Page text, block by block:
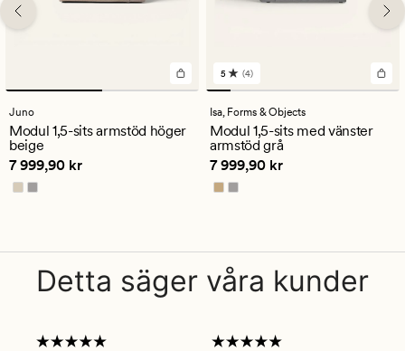
Juno
Modul 1,5-sits armstöd höger
beige
Pris 7 999,90 kr
7 999,90 kr
4
omdömen
med
ett
genomsnittligt
betyg
på
5
5 (4)
Isa, Forms & Objects
Modul 1,5-sits med vänster
armstöd grå
Pris 7 999,90 kr
7 999,90 kr
Detta säger våra kunder